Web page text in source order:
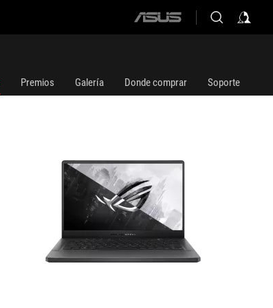
ASUS
Premios Galería Donde comprar Soporte